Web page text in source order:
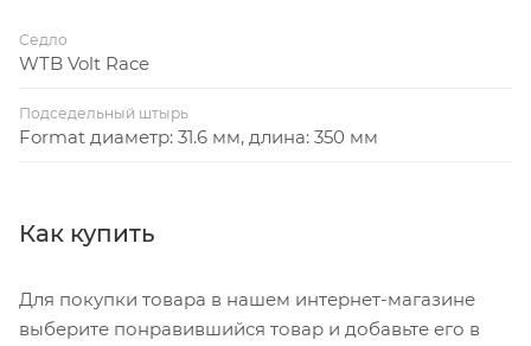
Седло
WTB Volt Race
Подседельный штырь
Format диаметр: 31.6 мм, длина: 350 мм
Как купить
Для покупки товара в нашем интернет-магазине
выберите понравившийся товар и добавьте его в